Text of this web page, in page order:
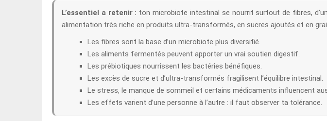
L’essentiel a retenir : ton microbiote intestinal se nourrit surtout de fibres,
alimentation très riche en produits ultra-transformés, en sucres ajoutés et en
Les fibres sont la base d’un microbiote plus diversifié.
Les aliments fermentés peuvent apporter un vrai soutien digestif.
Les prébiotiques nourrissent les bactéries bénéfiques.
Les excès de sucre et d’ultra-transformés fragilisent l’équilibre intestinal.
Le stress, le manque de sommeil et certains médicaments influencent
Les effets varient d’une personne à l’autre : il faut observer ta tolérance.